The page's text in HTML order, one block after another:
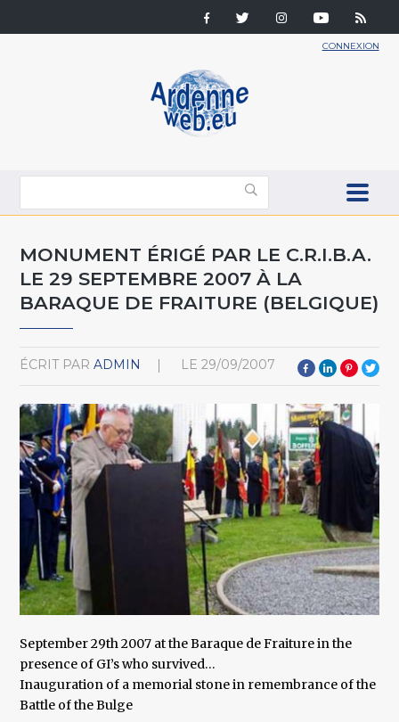
CONNEXION
MONUMENT ÉRIGÉ PAR LE C.R.I.B.A.
LE 29 SEPTEMBRE 2007 À LA
BARAQUE DE FRAITURE (BELGIQUE)
ÉCRIT PAR ADMIN LE 29/09/2007
September 29th 2007 at the Baraque de Fraiture in the
presence of GI’s who survived…
Inauguration of a memorial stone in remembrance of the
Battle of the Bulge